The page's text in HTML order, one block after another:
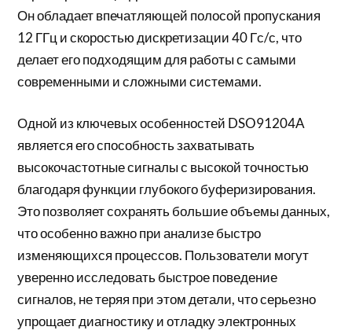
Он обладает впечатляющей полосой пропускания
12 ГГц и скоростью дискретизации 40 Гс/с, что
делает его подходящим для работы с самыми
современными и сложными системами.
Одной из ключевых особенностей DSO91204A
является его способность захватывать
высокочастотные сигналы с высокой точностью
благодаря функции глубокого буферизирования.
Это позволяет сохранять большие объемы данных,
что особенно важно при анализе быстро
изменяющихся процессов. Пользователи могут
уверенно исследовать быстрое поведение
сигналов, не теряя при этом детали, что серьезно
упрощает диагностику и отладку электронных